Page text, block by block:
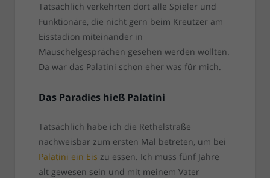
Tatsächlich verkehrten dort alle Spieler und
Funktionäre, die nicht gern beim Kreutzer am
Eisstadion miteinander in
Mauschelgesprächen gesehen werden wollten.
Da war das Palatini schon eher was für mich.
Das Paradies hieß Palatini
Tatsächlich habe ich die Rethelstraße
nachweisbar zum ersten Mal betreten, um bei
Palatini ein Eis zu essen. Ich muss fünf Jahre
alt gewesen sein und mit meinem Vater